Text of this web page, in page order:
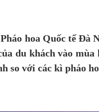
hoa Quốc tế Đà
du khách vào
so với các kì pháo